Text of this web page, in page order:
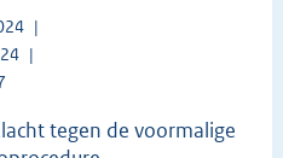
tegen de voormalige